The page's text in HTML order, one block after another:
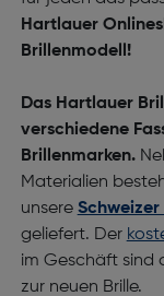
Hartlauer
Brillenmodell!
Das Hartlauer
verschiedene
Brillenmarken.
Materialien
unsere
geliefert. Der
im Geschäft sind
zur neuen Brille.